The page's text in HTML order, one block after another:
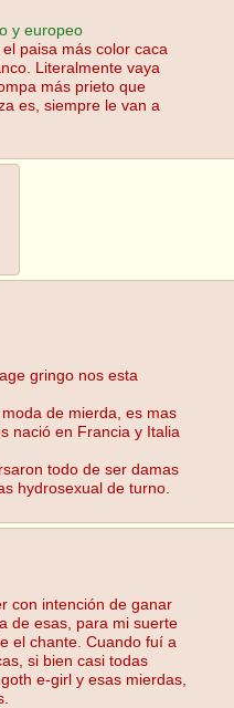
y europeo
paisa más color caca
Literalmente vaya
más prieto que
es, siempre le van a
gringo nos esta
de mierda, es mas
nació en Francia y Italia
todo de ser damas
hydrosexual de turno.
con intención de ganar
de esas, para mi suerte
el chante. Cuando fuí a
si bien casi todas
e-girl y esas mierdas,